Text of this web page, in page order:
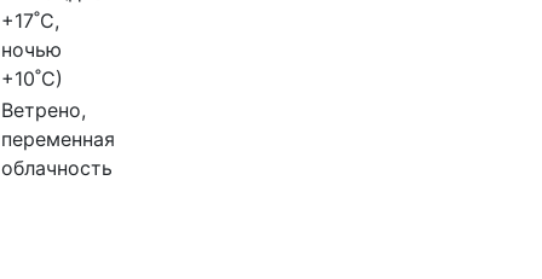
+17˚C,
ночью
+10˚C)
Ветрено,
переменная
облачность